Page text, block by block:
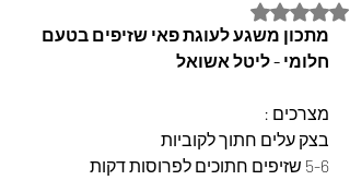
דירוג של NaN מתוך 5 כוכבים
מתכון משגע לעוגת פאי שזיפים בטעם
חלומי - ליטל אשואל
מצרכים :
בצק עלים חתוך לקוביות
5-6 שזיפים חתוכים לפרוסות דקות